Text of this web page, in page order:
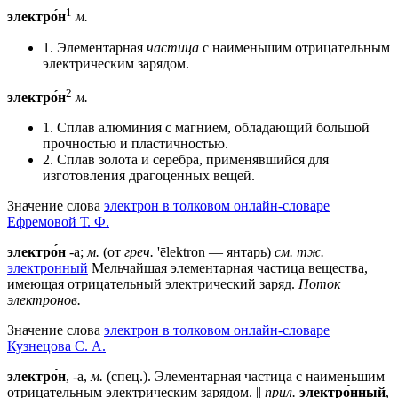
электро́н1 м.
1. Элементарная частица с наименьшим отрицательным
электрическим зарядом.
электро́н2 м.
1. Сплав алюминия с магнием, обладающий большой
прочностью и пластичностью.
2. Сплав золота и серебра, применявшийся для
изготовления драгоценных вещей.
Значение слова электрон в толковом онлайн-словаре
Ефремовой Т. Ф.
электро́н -а; м. (от греч. 'ēlektron — янтарь) см. тж.
электронный Мельчайшая элементарная частица вещества,
имеющая отрицательный электрический заряд. Поток
электронов.
Значение слова электрон в толковом онлайн-словаре
Кузнецова С. А.
электро́н, -а, м. (спец.). Элементарная частица с наименьшим
отрицательным электрическим зарядом. || прил. электро́нный,